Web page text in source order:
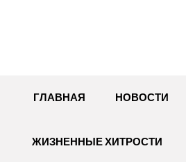
ГЛАВНАЯ НОВОСТИ
ЖИЗНЕННЫЕ ХИТРОСТИ